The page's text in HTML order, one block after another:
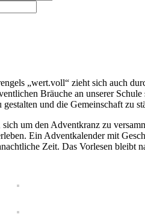
„wert.voll“ zieht sich auch
Bräuche an unserer
und die Gemeinschaft zu
um den Adventkranz zu
Ein Adventkalender mit
Zeit. Das Vorlesen bleibt